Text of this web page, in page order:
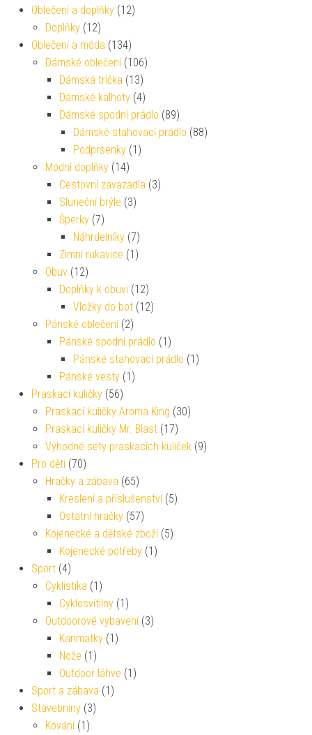
Oblečení a doplňky (12)
Doplňky (12)
Oblečení a móda (134)
Dámské oblečení (106)
Dámská trička (13)
Dámské kalhoty (4)
Dámské spodní prádlo (89)
Dámské stahovací prádlo (88)
Podprsenky (1)
Módní doplňky (14)
Cestovní zavazadla (3)
Sluneční brýle (3)
Šperky (7)
Náhrdelníky (7)
Zimní rukavice (1)
Obuv (12)
Doplňky k obuvi (12)
Vložky do bot (12)
Pánské oblečení (2)
Pánské spodní prádlo (1)
Pánské stahovací prádlo (1)
Pánské vesty (1)
Praskací kuličky (56)
Praskací kuličky Aroma King (30)
Praskací kuličky Mr. Blast (17)
Výhodné sety praskacích kuliček (9)
Pro děti (70)
Hračky a zábava (65)
Kreslení a příslušenství (5)
Ostatní hračky (57)
Kojenecké a dětské zboží (5)
Kojenecké potřeby (1)
Sport (4)
Cyklistika (1)
Cyklosvítilny (1)
Outdoorové vybavení (3)
Karimatky (1)
Nože (1)
Outdoor láhve (1)
Sport a zábava (1)
Stavebniny (3)
Kování (1)